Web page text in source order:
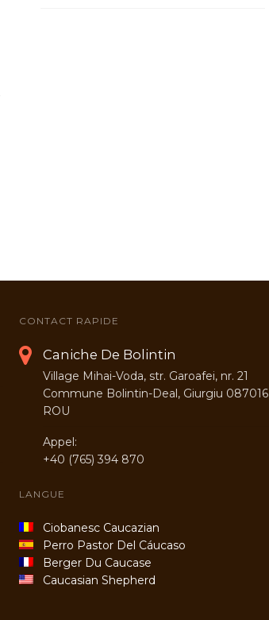
CONTACT RAPIDE
Caniche De Bolintin
Village Mihai-Voda, str. Garoafei, nr. 21
Commune Bolintin-Deal, Giurgiu 087016
ROU
Appel:
+40 (765) 394 870
LANGUE
Ciobanesc Caucazian
Perro Pastor Del Cáucaso
Berger Du Caucase
Caucasian Shepherd